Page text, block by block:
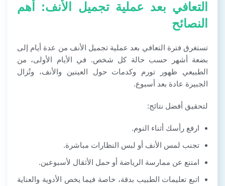
التعافي بعد عملية تجميل الأنف: أهم
النصائح
تستغرق فترة التعافي بعد عملية تجميل الأنف من عدة أيام إلى
بضعة أشهر حسب حالة كل شخص. في الأيام الأولى، من
الطبيعي ظهور تورم وكدمات حول العينين والأنف، وتُزال
الجبيرة عادة بعد أسبوع.
لتحقيق أفضل نتائج:
ارفع رأسك أثناء النوم.
تجنب لمس الأنف أو لبس النظارات مباشرة.
امتنع عن ممارسة الرياضة أو حمل الأثقال لأسبوعين.
اتبع تعليمات الطبيب بدقة، خاصة فيما يخص الأدوية والعناية